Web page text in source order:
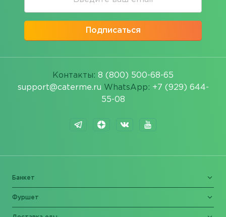
Подписаться
Контакты: 8 (800) 500-68-65
support@caterme.ru WhatsApp: +7 (929) 644-
55-08
Банкет
Фуршет